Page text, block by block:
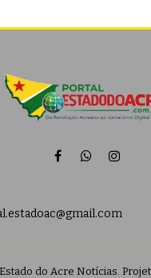
FacebookWhatsApp
do Acre Notícias.